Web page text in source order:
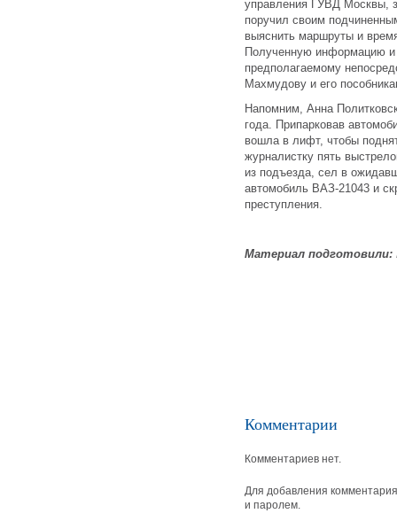
управления ГУВД Москвы,
поручил своим
выяснить маршруты и
Полученную информацию и
предполагаемому
Махмудову и его
Напомним, Анна
года. Припарковав
вошла в лифт, чтобы
журналистку пять
из подъезда, сел в
автомобиль ВАЗ-21043 и
преступления.
Материал подготовили:
Комментарии
Комментариев нет.
Для добавления
и паролем.